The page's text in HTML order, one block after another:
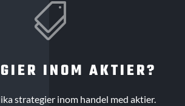

INOM AKTIER?
strategier inom handel med aktier.